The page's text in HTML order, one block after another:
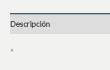
Descripción
»